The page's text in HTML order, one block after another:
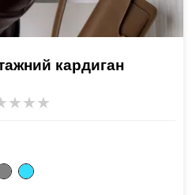
кардиган
★★★